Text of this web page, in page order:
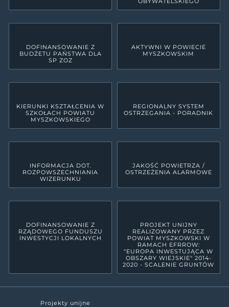
DOFINANSOWANIE Z
BUDŻETU PAŃSTWA DLA
SP ZOZ
AKTYWNI W POWIECIE
MYSZKOWSKIM
KIERUNKI KSZTAŁCENIA W
SZKOŁACH POWIATU
MYSZKOWSKIEGO
REGIONALNY SYSTEM
OSTRZEGANIA - PORADNIK
INFORMACJA DOT.
ROZPOWSZECHNIANIA
WIZERUNKU
JAKOŚĆ POWIETRZA /
OSTRZEŻENIA ALARMOWE
DOFINANSOWANIE Z
RZĄDOWEGO FUNDUSZU
INWESTYCJI LOKALNYCH
PROJEKT UNIJNY
REALIZOWANY PRZEZ
POWIAT MYSZKOWSKI W
RAMACH EFRROW:
"EUROPA INWESTUJĄCA W
OBSZARY WIEJSKIE" 2014-
2020 - SCALENIE GRUNTÓW
Projekty unijne